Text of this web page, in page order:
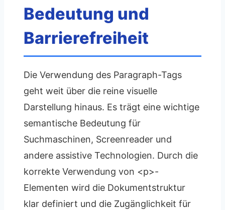
Bedeutung und
Barrierefreiheit
Die Verwendung des Paragraph-Tags
geht weit über die reine visuelle
Darstellung hinaus. Es trägt eine wichtige
semantische Bedeutung für
Suchmaschinen, Screenreader und
andere assistive Technologien. Durch die
korrekte Verwendung von <p>-
Elementen wird die Dokumentstruktur
klar definiert und die Zugänglichkeit für